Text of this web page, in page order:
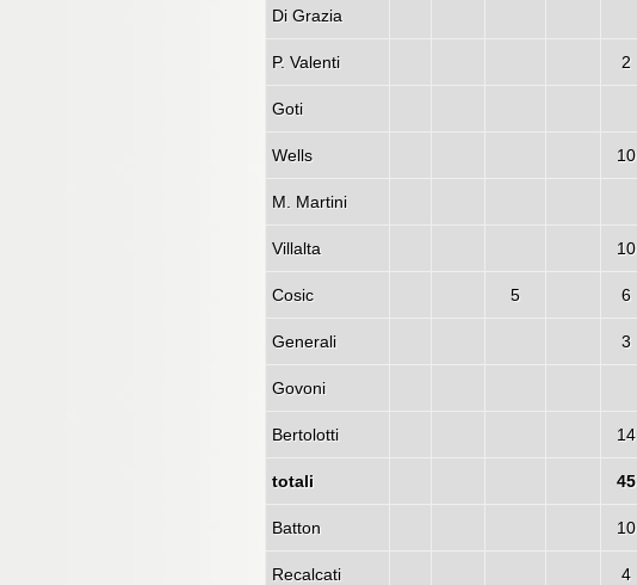
Di Grazia
P. Valenti 2
Goti
Wells 10
M. Martini
Villalta 10
Cosic 5 6
Generali 3
Govoni
Bertolotti 14
totali 45
Batton 10
Recalcati 4